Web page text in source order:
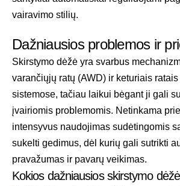
vairavimo stilių.
Dažniausios problemos ir
Skirstymo dėžė yra svarbus
varančiųjų ratų (AWD) ir keturiais
sistemose, tačiau laikui bėgant ji gali
įvairiomis problemomis. Netinkama
intensyvus naudojimas sudėtingomis
sukelti gedimus, dėl kurių gali sutrikti
pravažumas ir pavarų veikimas.
Kokios dažniausios skirstymo